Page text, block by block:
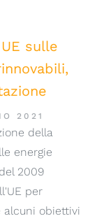
sulle
2021
della
energie
2009
per
alcuni obiettivi